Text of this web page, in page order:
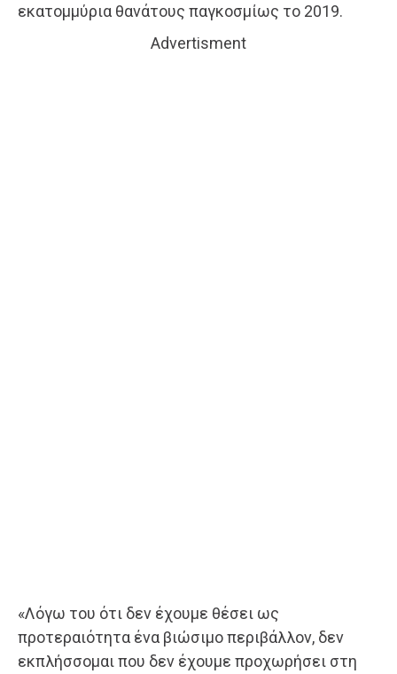
εκατομμύρια θανάτους παγκοσμίως το 2019.
Advertisment
«Λόγω του ότι δεν έχουμε θέσει ως
προτεραιότητα ένα βιώσιμο περιβάλλον, δεν
εκπλήσσομαι που δεν έχουμε προχωρήσει στη